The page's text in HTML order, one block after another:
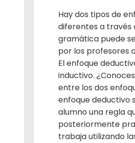
Hay dos tipos de
diferentes a través
gramática puede
por los profesores
El enfoque
inductivo.
entre los dos
enfoque deductivo
alumno una regla
posteriormente
trabaja utilizando